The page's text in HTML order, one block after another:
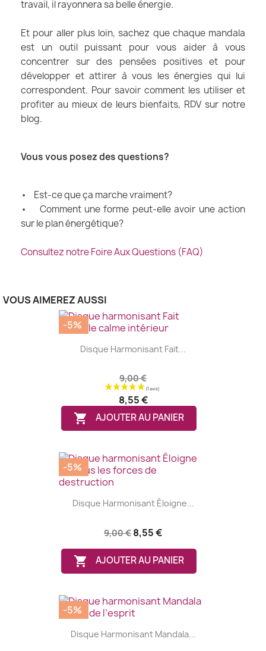
travail, il rayonnera sa belle énergie.
Et pour aller plus loin, sachez que chaque mandala
est un outil puissant pour vous aider à vous
concentrer sur des pensées positives et pour
développer et attirer à vous les énergies qui lui
correspondent. Pour savoir comment les utiliser et
profiter au mieux de leurs bienfaits, RDV sur notre
blog.
Vous vous posez des questions?
• Est-ce que ça marche vraiment?
• Comment une forme peut-elle avoir une action
sur le plan énergétique?
Consultez notre Foire Aux Questions (FAQ)
VOUS AIMEREZ AUSSI
Disque Harmonisant Fait...
9,00 €
8,55 €
 AJOUTER AU PANIER
-5%
Disque Harmonisant Éloigne...
9,00 € 8,55 €
 AJOUTER AU PANIER
-5%
Disque Harmonisant Mandala...
-5%